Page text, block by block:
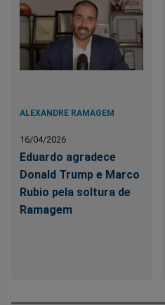
ALEXANDRE RAMAGEM
16/04/2026
Eduardo agradece
Donald Trump e Marco
Rubio pela soltura de
Ramagem